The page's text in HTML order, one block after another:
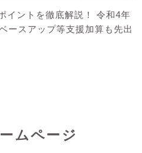
イントを徹底解説！ 令和4年
ースアップ等支援加算も先出
ムページ